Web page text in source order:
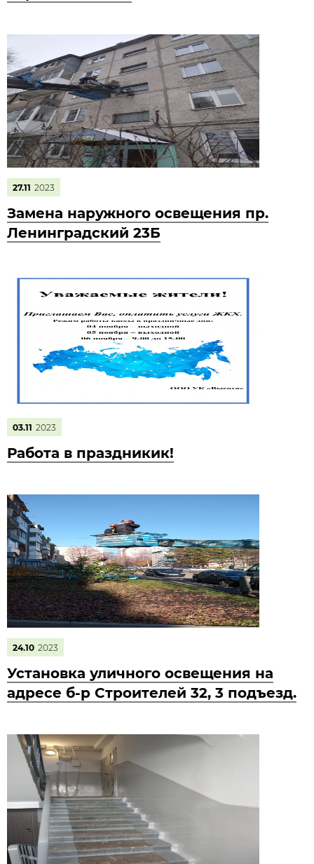
27.11 2023
Замена наружного освещения пр.
Ленинградский 23Б
03.11 2023
Работа в праздникик!
24.10 2023
Установка уличного освещения на
адресе б-р Строителей 32, 3 подъезд.